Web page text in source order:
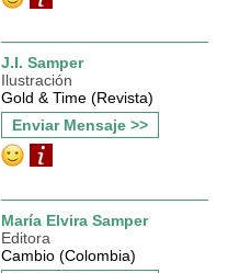
J.I. Samper
Ilustración
Gold & Time (Revista)
Enviar Mensaje >>
María Elvira Samper
Editora
Cambio (Colombia)